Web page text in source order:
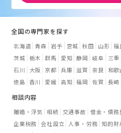
全国の専門家を探す
北海道 青森 岩手 宮城 秋田 山形 福
茨城 栃木 群馬 愛知 静岡 岐阜 三重
石川
大阪 京都 兵庫 滋賀 奈良 和歌
徳島 香川 愛媛 高知 福岡 佐賀 長崎
相談内容
離婚・浮気 相続 交通事故 借金・債務
企業税務 会社設立 人事・労務 知的財